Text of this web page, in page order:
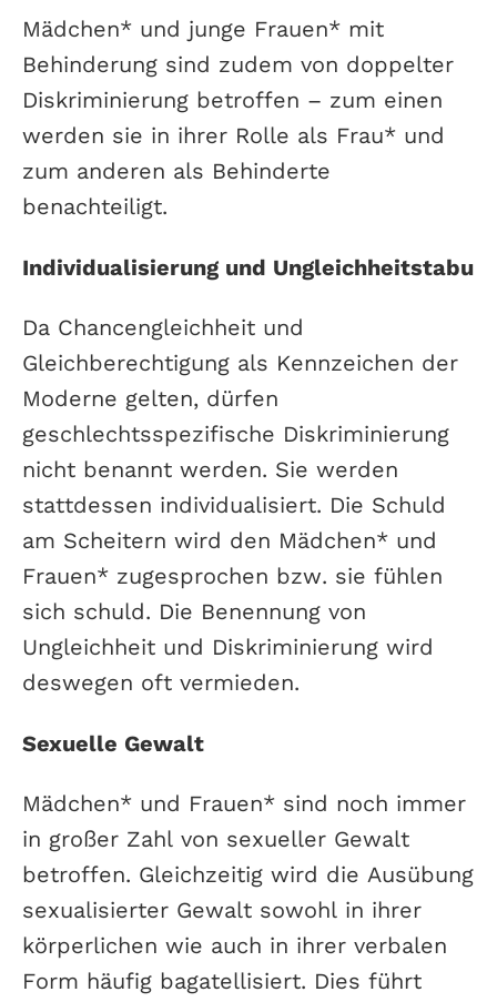
Mädchen* und junge Frauen* mit
Behinderung sind zudem von doppelter
Diskriminierung betroffen – zum einen
werden sie in ihrer Rolle als Frau* und
zum anderen als Behinderte
benachteiligt.
Individualisierung und Ungleichheitstabu
Da Chancengleichheit und
Gleichberechtigung als Kennzeichen der
Moderne gelten, dürfen
geschlechtsspezifische Diskriminierung
nicht benannt werden. Sie werden
stattdessen individualisiert. Die Schuld
am Scheitern wird den Mädchen* und
Frauen* zugesprochen bzw. sie fühlen
sich schuld. Die Benennung von
Ungleichheit und Diskriminierung wird
deswegen oft vermieden.
Sexuelle Gewalt
Mädchen* und Frauen* sind noch immer
in großer Zahl von sexueller Gewalt
betroffen. Gleichzeitig wird die Ausübung
sexualisierter Gewalt sowohl in ihrer
körperlichen wie auch in ihrer verbalen
Form häufig bagatellisiert. Dies führt